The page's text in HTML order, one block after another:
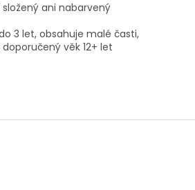
ani nabarvený
3 let, obsahuje malé časti,
věk 12+ let